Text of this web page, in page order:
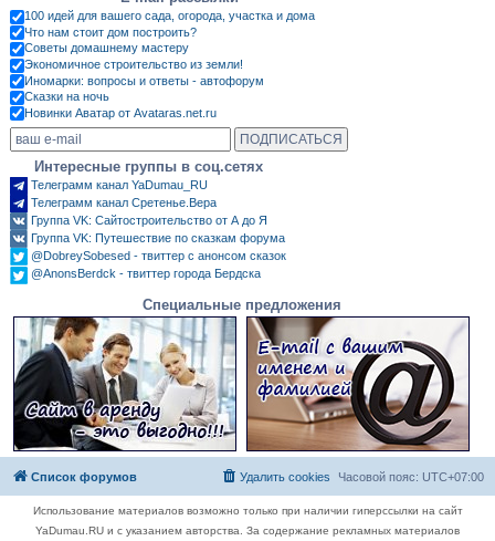
100 идей для вашего сада, огорода, участка и дома
Что нам стоит дом построить?
Советы домашнему мастеру
Экономичное строительство из земли!
Иномарки: вопросы и ответы - автофорум
Сказки на ночь
Новинки Аватар от Avataras.net.ru
Интересные группы в соц.сетях
Телеграмм канал YaDumau_RU
Телеграмм канал Сретенье.Вера
Группа VK: Сайтостроительство от А до Я
Группа VK: Путешествие по сказкам форума
@DobreySobesed - твиттер с анонсом сказок
@AnonsBerdck - твиттер города Бердска
Специальные предложения
Список форумов Часовой пояс: UTC+07:00
Удалить cookies
Использование материалов возможно только при наличии гиперссылки на сайт
YaDumau.RU и с указанием авторства. За содержание рекламных материалов